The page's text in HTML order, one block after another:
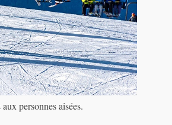
personnes aisées.